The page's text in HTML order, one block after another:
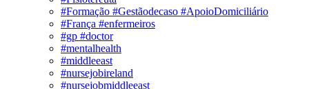
#Formação #Gestãodecaso #ApoioDomiciliário
#França #enfermeiros
#gp #doctor
#mentalhealth
#middleeast
#nursejobireland
#nursejobmiddleeast